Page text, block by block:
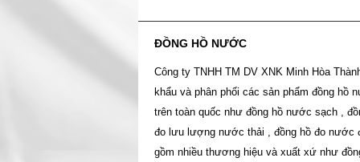
ĐỒNG HỒ NƯỚC
Công ty TNHH TM DV XNK Minh Hòa
khẩu và phân phối các sản phẩm đồng hồ
trên toàn quốc như đồng hồ nước sạch ,
đo lưu lượng nước thải , đồng hồ đo nước
gồm nhiều thương hiệu và xuất xứ như